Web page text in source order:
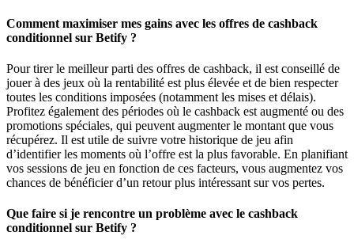
Comment maximiser mes gains avec les offres de cashback
conditionnel sur Betify ?
Pour tirer le meilleur parti des offres de cashback, il est conseillé de
jouer à des jeux où la rentabilité est plus élevée et de bien respecter
toutes les conditions imposées (notamment les mises et délais).
Profitez également des périodes où le cashback est augmenté ou des
promotions spéciales, qui peuvent augmenter le montant que vous
récupérez. Il est utile de suivre votre historique de jeu afin
d’identifier les moments où l’offre est la plus favorable. En planifiant
vos sessions de jeu en fonction de ces facteurs, vous augmentez vos
chances de bénéficier d’un retour plus intéressant sur vos pertes.
Que faire si je rencontre un problème avec le cashback
conditionnel sur Betify ?